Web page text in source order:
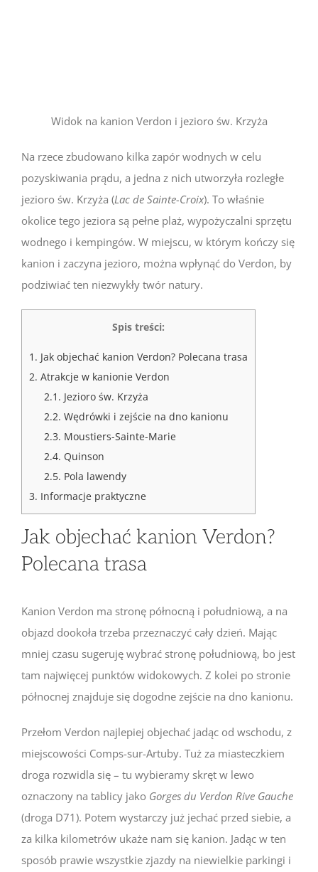
Widok na kanion Verdon i jezioro św. Krzyża
Na rzece zbudowano kilka zapór wodnych w celu
pozyskiwania prądu, a jedna z nich utworzyła rozległe
jezioro św. Krzyża (Lac de Sainte-Croix). To właśnie
okolice tego jeziora są pełne plaż, wypożyczalni sprzętu
wodnego i kempingów. W miejscu, w którym kończy się
kanion i zaczyna jezioro, można wpłynąć do Verdon, by
podziwiać ten niezwykły twór natury.
Spis treści:
1. Jak objechać kanion Verdon? Polecana trasa
2. Atrakcje w kanionie Verdon
2.1. Jezioro św. Krzyża
2.2. Wędrówki i zejście na dno kanionu
2.3. Moustiers-Sainte-Marie
2.4. Quinson
2.5. Pola lawendy
3. Informacje praktyczne
Jak objechać kanion Verdon?
Polecana trasa
Kanion Verdon ma stronę północną i południową, a na
objazd dookoła trzeba przeznaczyć cały dzień. Mając
mniej czasu sugeruję wybrać stronę południową, bo jest
tam najwięcej punktów widokowych. Z kolei po stronie
północnej znajduje się dogodne zejście na dno kanionu.
Przełom Verdon najlepiej objechać jadąc od wschodu, z
miejscowości Comps-sur-Artuby. Tuż za miasteczkiem
droga rozwidla się – tu wybieramy skręt w lewo
oznaczony na tablicy jako Gorges du Verdon Rive Gauche
(droga D71). Potem wystarczy już jechać przed siebie, a
za kilka kilometrów ukaże nam się kanion. Jadąc w ten
sposób prawie wszystkie zjazdy na niewielkie parkingi i